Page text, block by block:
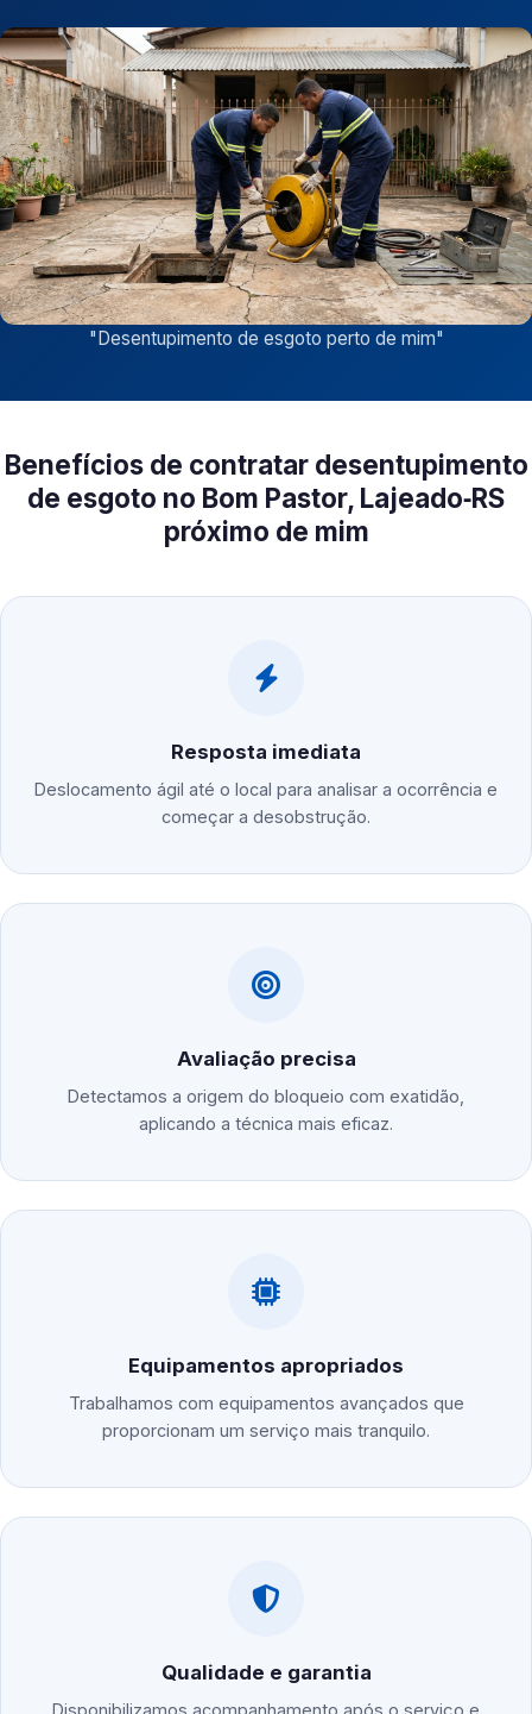
"Desentupimento de esgoto perto de mim"
Benefícios de contratar desentupimento
de esgoto no Bom Pastor, Lajeado‑RS
próximo de mim
Resposta imediata
Deslocamento ágil até o local para analisar a ocorrência e
começar a desobstrução.
Avaliação precisa
Detectamos a origem do bloqueio com exatidão,
aplicando a técnica mais eficaz.
Equipamentos apropriados
Trabalhamos com equipamentos avançados que
proporcionam um serviço mais tranquilo.
Qualidade e garantia
Disponibilizamos acompanhamento após o serviço e